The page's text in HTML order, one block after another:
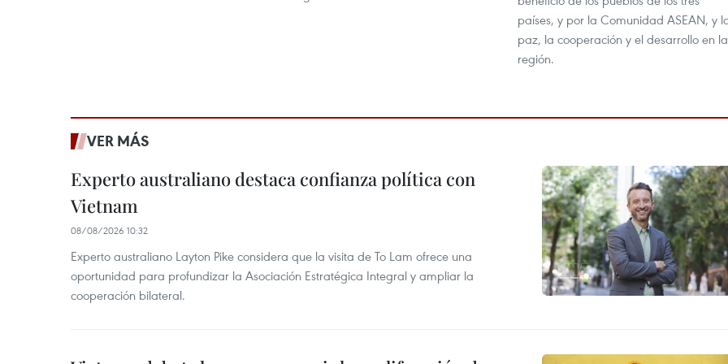
países, y por la Comunidad ASEAN, y
paz, la cooperación y el desarrollo en la
región.
VER MÁS
Experto australiano destaca confianza política con
Vietnam
08/08/2026 10:32
Experto australiano Layton Pike considera que la visita de To Lam ofrece una
oportunidad para profundizar la Asociación Estratégica Integral y ampliar la
cooperación bilateral.